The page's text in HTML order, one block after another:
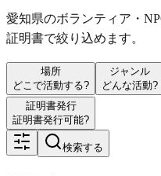
愛知県のボランティア・
証明書で絞り込めます。
場所
どこで活動する?
ジャンル
どんな活動?
証明書発行
証明書発行可能?
検索する